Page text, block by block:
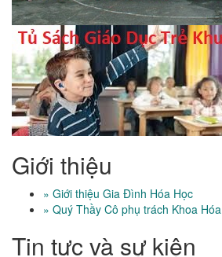
Giới thiệu
» Giới thiệu Gia Đình Hóa Học
» Quý Thầy Cô phụ trách Khoa Hóa
Tin tưc và sự kiện